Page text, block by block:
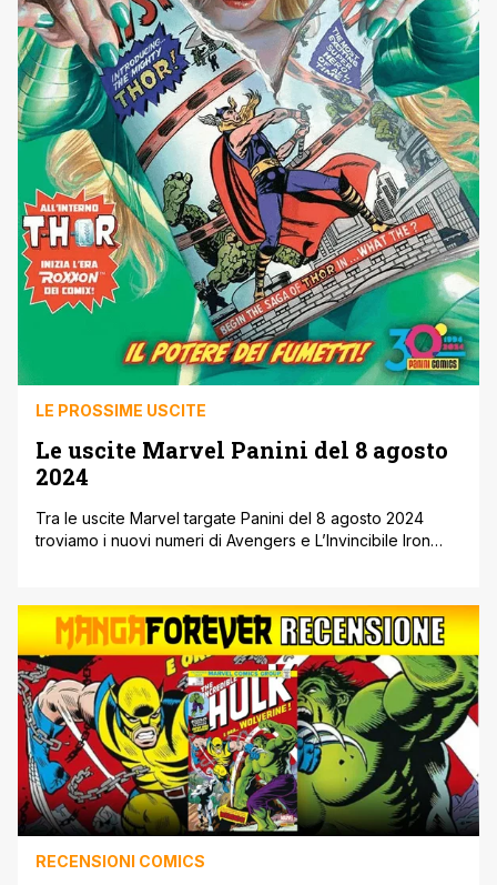
LE PROSSIME USCITE
Le uscite Marvel Panini del 8 agosto
2024
Tra le uscite Marvel targate Panini del 8 agosto 2024
troviamo i nuovi numeri di Avengers e L’Invincibile Iron
con le Mary Janes, mentre sulle pagine di Venom inizia il
crossover con Carnage Simbiosi Necrosi, [']
RECENSIONI COMICS